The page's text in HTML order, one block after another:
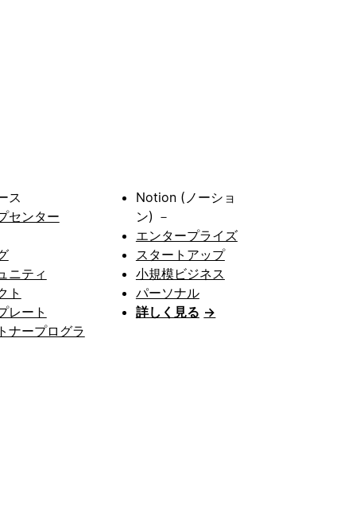
ス
センター
ニティ
ト
レート
ナープログラ
Notion (ノーショ
ン) －
エンタープライズ
スタートアップ
小規模ビジネス
パーソナル
詳しく見る →